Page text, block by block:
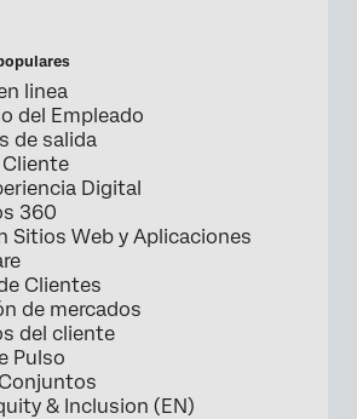
linea
del Empleado
de salida
Digital
360
Sitios Web y Aplicaciones
Clientes
de mercados
del cliente
Pulso
& Inclusion (EN)